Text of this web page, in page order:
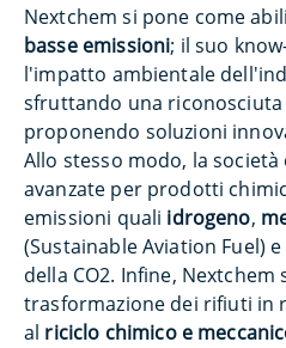
Nextchem si pone come
basse emissioni; il suo
l'impatto ambientale
sfruttando una
proponendo soluzioni
Allo stesso modo, la
avanzate per prodotti
emissioni quali idrogeno,
(Sustainable Aviation Fuel)
della CO2. Infine, Nextchem
trasformazione dei rifiuti in
al riciclo chimico e